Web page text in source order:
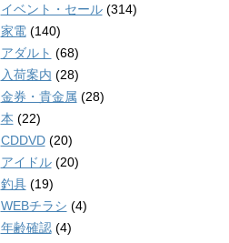
イベント・セール(314)
家電(140)
アダルト (68)
入荷案内 (28)
金券・貴金属 (28)
本 (22)
CDDVD(20)
アイドル(20)
釣具(19)
WEBチラシ (4)
年齢確認(4)